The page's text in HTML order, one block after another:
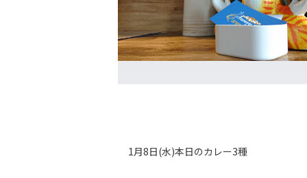
1月8日(水)本日のカレー3種